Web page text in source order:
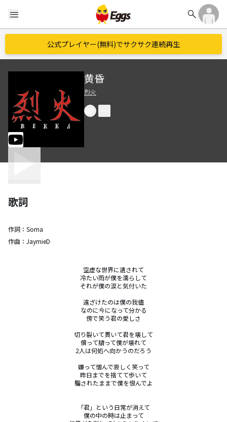
menu search
公式プレイヤー(無料)でサクサク連続再生
黄昏
烈火
歌詞
作詞： Soma
作曲： JaymieD
空虚な世界に遺されて
冷たい雨が僕を濡らして
それが僕の涙と気付いた
遠ざけたのは僕の我儘
なのに今になって分かる
傍で笑う君の愛しさ
切り裂いて貫いて君を壊して
償って贖って僕が壊れて
2人は何処へ向かうのだろう
嫌って憎んで哀しく笑って
昨日までを捨てて歩いて
騙されたままで僕を恨んでよ
「君」という日常が消えて
僕の中の時は止まって